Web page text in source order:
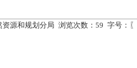
源和规划分局 浏览次数： 59 字号：〖